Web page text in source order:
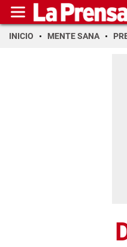
INICIO MENTE SANA